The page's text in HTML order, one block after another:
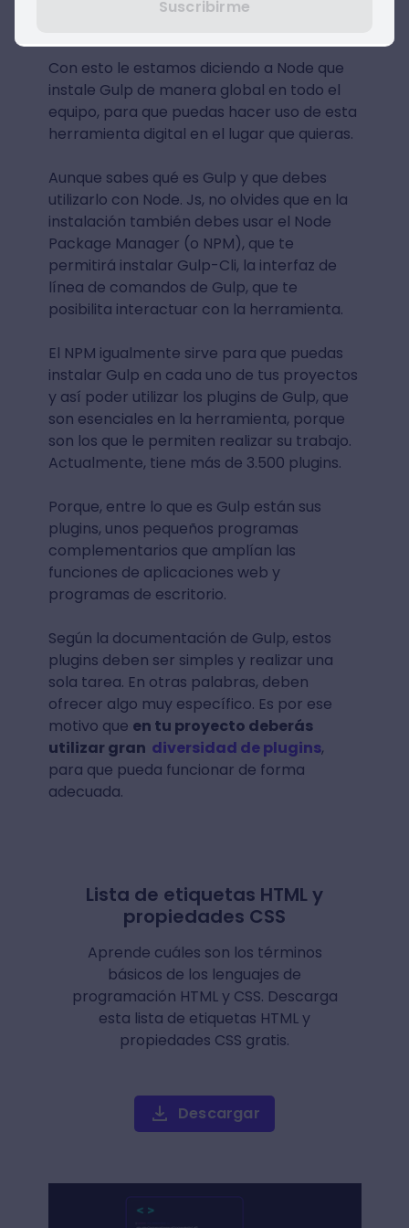
Con esto le estamos diciendo a Node que
instale Gulp de manera global en todo el
equipo, para que puedas hacer uso de esta
herramienta digital en el lugar que quieras.
Aunque sabes qué es Gulp y que debes
utilizarlo con Node. Js, no olvides que en la
instalación también debes usar el Node
Package Manager (o NPM), que te
permitirá instalar Gulp-Cli, la interfaz de
línea de comandos de Gulp, que te
posibilita interactuar con la herramienta.
El NPM igualmente sirve para que puedas
instalar Gulp en cada uno de tus proyectos
y así poder utilizar los plugins de Gulp, que
son esenciales en la herramienta, porque
son los que le permiten realizar su trabajo.
Actualmente, tiene más de 3.500 plugins.
Porque, entre lo que es Gulp están sus
plugins, unos pequeños programas
complementarios que amplían las
funciones de aplicaciones web y
programas de escritorio.
Según la documentación de Gulp, estos
plugins deben ser simples y realizar una
sola tarea. En otras palabras, deben
ofrecer algo muy específico. Es por ese
motivo que en tu proyecto deberás
utilizar gran diversidad de plugins,
para que pueda funcionar de forma
adecuada.
Lista de etiquetas HTML y
propiedades CSS
Aprende cuáles son los términos
básicos de los lenguajes de
programación HTML y CSS. Descarga
esta lista de etiquetas HTML y
propiedades CSS gratis.
Descargar
Suscribirme